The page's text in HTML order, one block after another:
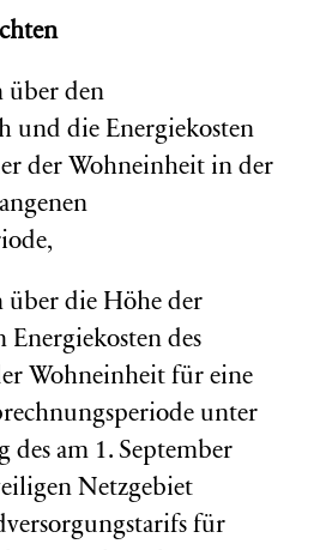
über den
und die Energiekosten
der Wohneinheit in der
die Höhe der
Energiekosten des
Wohneinheit für eine
unter
des am 1. September
Netzgebiet
für